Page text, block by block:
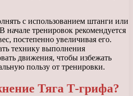
с использованием штанги или
начале тренировок рекомендуется
постепенно увеличивая его.
технику выполнения
движения, чтобы избежать
пользу от тренировки.
Тяга Т-грифа?